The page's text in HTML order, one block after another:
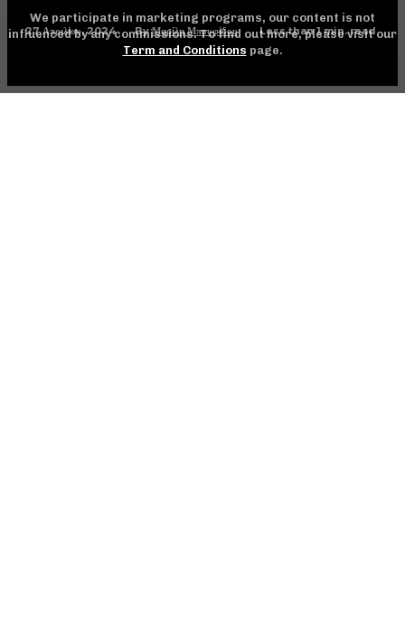
27 Απριλίου, 2024 By Μαρίλη Μπουφίδου Less than 1min. read
We participate in marketing programs, our content is not
influenced by any commissions. To find out more, please visit our
Term and Conditions page.